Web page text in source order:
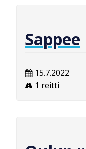
Sappee
15.7.2022
1 reitti